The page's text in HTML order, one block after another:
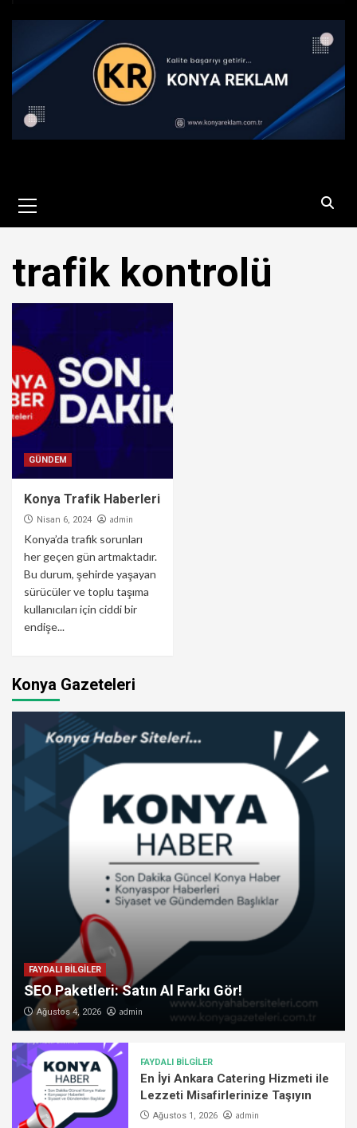
Menu
trafik kontrolü
GÜNDEM
Konya Trafik Haberleri
Nisan 6, 2024 admin
Konya’da trafik sorunları
her geçen gün artmaktadır.
Bu durum, şehirde yaşayan
sürücüler ve toplu taşıma
kullanıcıları için ciddi bir
endişe...
Konya Gazeteleri
FAYDALI BİLGİLER
SEO Paketleri: Satın Al Farkı Gör!
Ağustos 4, 2026 admin
FAYDALI BİLGİLER
En İyi Ankara Catering Hizmeti ile
Lezzeti Misafirlerinize Taşıyın
Ağustos 1, 2026 admin